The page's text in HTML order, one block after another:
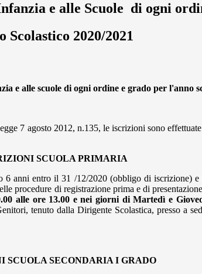
e alle Scuole di ogni
Scolastico 2020/2021
e alle scuole di ogni ordine e grado per l'anno
7 agosto 2012, n.135, le iscrizioni sono
SCUOLA PRIMARIA
anni entro il 31 /12/2020 (obbligo di iscrizione)
procedure di registrazione prima e di
alle ore 13.00 e nei giorni di Martedì e
tenuto dalla Dirigente Scolastica, presso a
SCUOLA SECONDARIA I GRADO